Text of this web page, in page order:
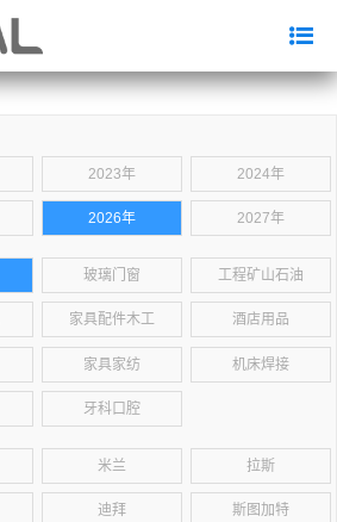
2023年 2024年
2026年 2027年
玻璃门窗 工程矿山石油
家具配件木工 酒店用品
家具家纺 机床焊接
牙科口腔
米兰 拉斯
迪拜 斯图加特